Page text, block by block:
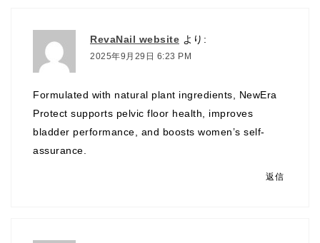
RevaNail website より:
2025年9月29日 6:23 PM
Formulated with natural plant ingredients, NewEra
Protect supports pelvic floor health, improves
bladder performance, and boosts women’s self-
assurance.
返信